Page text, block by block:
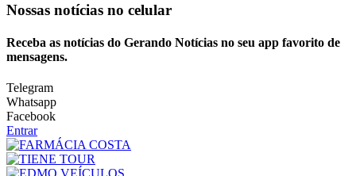
Nossas notícias no celular
Receba as notícias do Gerando Notícias no seu app favorito de
mensagens.
Telegram
Whatsapp
Facebook
Entrar